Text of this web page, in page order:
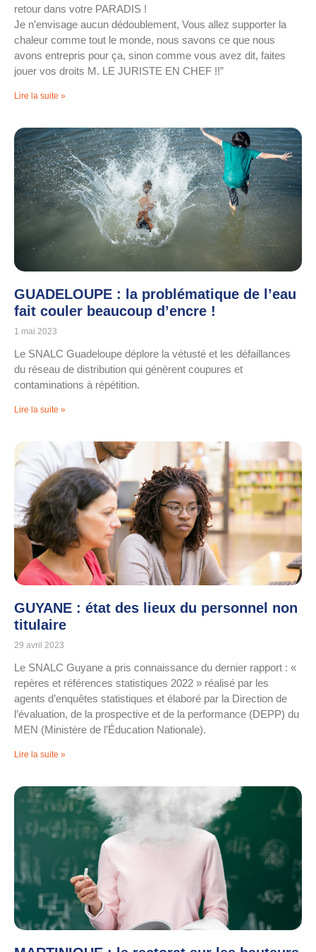
retour dans votre PARADIS !
Je n’envisage aucun dédoublement, Vous allez supporter la
chaleur comme tout le monde, nous savons ce que nous
avons entrepris pour ça, sinon comme vous avez dit, faites
jouer vos droits M. LE JURISTE EN CHEF !!”
Lire la suite »
GUADELOUPE : la problématique de l’eau
fait couler beaucoup d’encre !
1 mai 2023
Le SNALC Guadeloupe déplore la vétusté et les défaillances
du réseau de distribution qui génèrent coupures et
contaminations à répétition.
Lire la suite »
GUYANE : état des lieux du personnel non
titulaire
29 avril 2023
Le SNALC Guyane a pris connaissance du dernier rapport : «
repères et références statistiques 2022 » réalisé par les
agents d’enquêtes statistiques et élaboré par la Direction de
l’évaluation, de la prospective et de la performance (DEPP) du
MEN (Ministère de l’Éducation Nationale).
Lire la suite »